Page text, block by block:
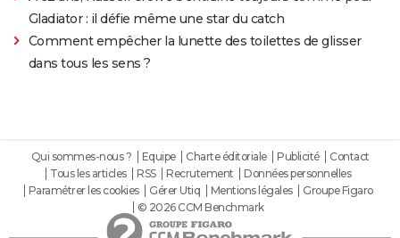
Gladiator : il défie même une star du catch
Comment empêcher la lunette des toilettes de glisser
dans tous les sens ?
Qui sommes-nous ? Equipe Charte éditoriale Publicité
Contact
Tous les articles
RSS Recrutement
Données personnelles
Paramétrer les cookies
Gérer Utiq Mentions légales
Groupe Figaro
© 2026 CCM Benchmark